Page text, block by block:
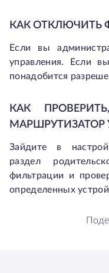
КАК ОТКЛЮЧИТЬ
Если вы
управления. Если
понадобится
КАК
МАРШРУТИЗАТОР
Зайдите в
раздел
фильтрации и
определенных